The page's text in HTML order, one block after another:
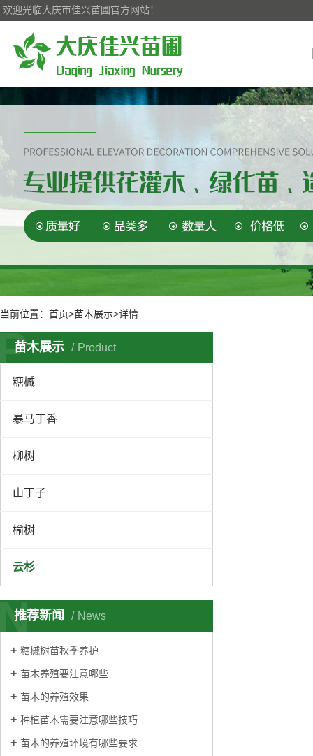
欢迎光临大庆市佳兴苗圃官方网站！
当前位置： 首页>苗木展示>详情
苗木展示 Product
糖槭
暴马丁香
柳树
山丁子
榆树
云杉
推荐新闻 News
糖槭树苗秋季养护
苗木养殖要注意哪些
苗木的养殖效果
种植苗木需要注意哪些技巧
苗木的养殖环境有哪些要求